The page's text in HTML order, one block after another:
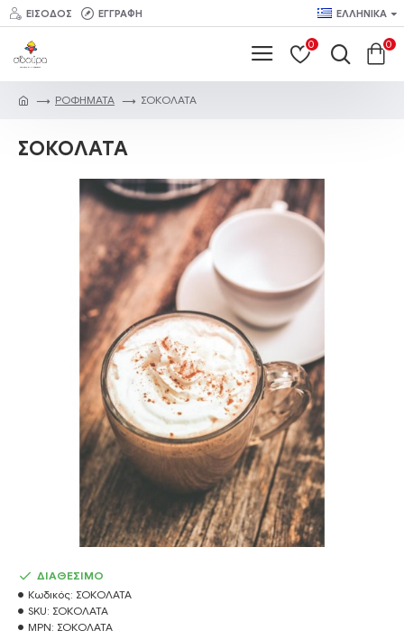
ΕΊΣΟΔΟΣ ΕΓΓΡΑΦΉ ΕΛΛΗΝΙΚΆ
0 0
ΡΟΦΗΜΑΤΑ ΣΟΚΟΛΑΤΑ
ΣΟΚΟΛΑΤΑ
ΔΙΑΘΕΣΙΜΟ
Κωδικός: ΣΟΚΟΛΑΤΑ
SKU: ΣΟΚΟΛΑΤΑ
MPN: ΣΟΚΟΛΑΤΑ